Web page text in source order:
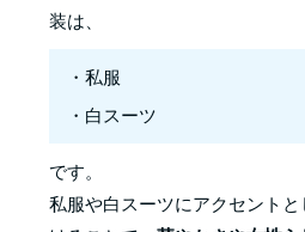
装は、
・私服
・白スーツ
です。
私服や白スーツにアクセント